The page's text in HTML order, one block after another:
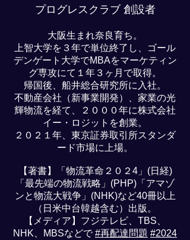
プログレスクラブ 創設者
大阪生まれ奈良育ち。
上智大学を３年で単位終了し、ゴール
デンゲート大学でMBAをマーケティン
グ専攻にて１年３ヶ月で取得。
帰国後、​船井総合研究所に入社。
不動産会社（新事業開発）、家業の光
輝物流を経て、２０００年に株式会社
イー・ロジットを創業。
２０２１年、東京証券取引所スタンダ
ード市場に上場。
【著書】「物流革命２０２4」(日経)
「最先端の物流戦略」(PHP)「アマゾ
ンと物流大戦争」(NHK)など40冊以上
（日米中台韓越含む）出版。
【メディア】フジテレビ、TBS、
NHK、MBSなどで#再配達問題 #2024